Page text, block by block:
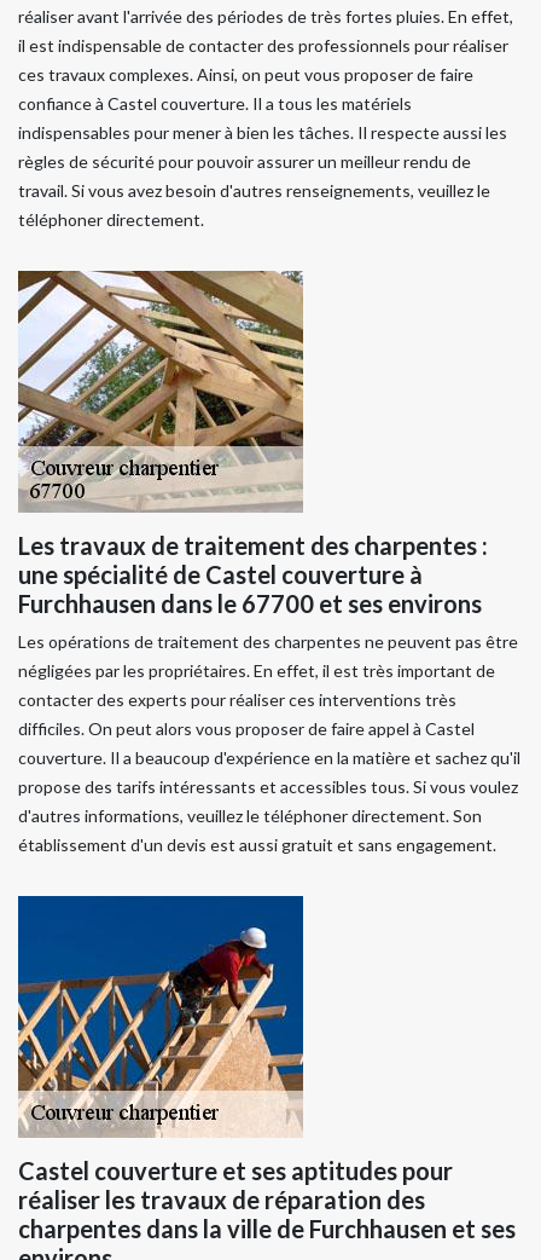
réaliser avant l'arrivée des périodes de très fortes pluies. En effet,
il est indispensable de contacter des professionnels pour réaliser
ces travaux complexes. Ainsi, on peut vous proposer de faire
confiance à Castel couverture. Il a tous les matériels
indispensables pour mener à bien les tâches. Il respecte aussi les
règles de sécurité pour pouvoir assurer un meilleur rendu de
travail. Si vous avez besoin d'autres renseignements, veuillez le
téléphoner directement.
Les travaux de traitement des charpentes :
une spécialité de Castel couverture à
Furchhausen dans le 67700 et ses environs
Les opérations de traitement des charpentes ne peuvent pas être
négligées par les propriétaires. En effet, il est très important de
contacter des experts pour réaliser ces interventions très
difficiles. On peut alors vous proposer de faire appel à Castel
couverture. Il a beaucoup d'expérience en la matière et sachez qu'il
propose des tarifs intéressants et accessibles tous. Si vous voulez
d'autres informations, veuillez le téléphoner directement. Son
établissement d'un devis est aussi gratuit et sans engagement.
Castel couverture et ses aptitudes pour
réaliser les travaux de réparation des
charpentes dans la ville de Furchhausen et ses